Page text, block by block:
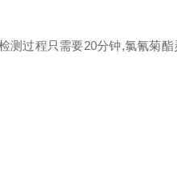
过程只需要20分钟,氯氰菊